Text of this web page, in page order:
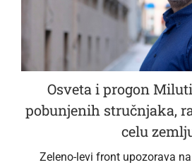
Osveta i progon
pobunjenih stručnjaka,
celu
Zeleno-levi front upozorava